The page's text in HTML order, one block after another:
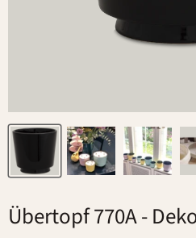
Übertopf 770A-